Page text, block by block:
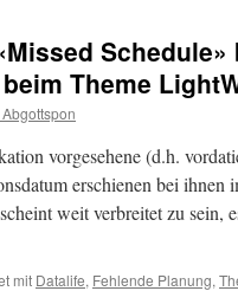
Schedule»
Theme
vorgesehene (d.h.
erschienen bei ihnen
weit verbreitet zu sein,
mit Datalife, Fehlende Planung,